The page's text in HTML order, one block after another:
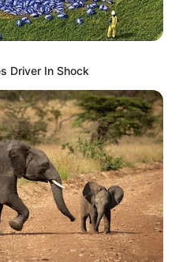
Driver In Shock